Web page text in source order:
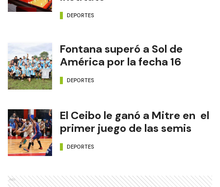
DEPORTES
Fontana superó a Sol de
América por la fecha 16
DEPORTES
El Ceibo le ganó a Mitre en el
primer juego de las semis
DEPORTES
Ads